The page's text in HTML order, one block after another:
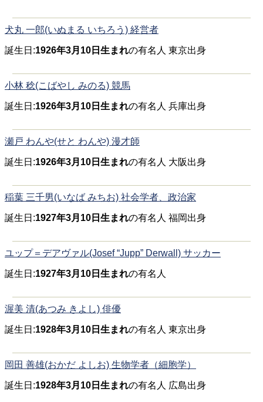
犬丸 一郎(いぬまる いちろう) 経営者
誕生日:1926年3月10日生まれの有名人 東京出身
小林 稔(こばやし みのる) 競馬
誕生日:1926年3月10日生まれの有名人 兵庫出身
瀬戸 わんや(せと わんや) 漫才師
誕生日:1926年3月10日生まれの有名人 大阪出身
稲葉 三千男(いなば みちお) 社会学者、政治家
誕生日:1927年3月10日生まれの有名人 福岡出身
ユップ＝デアヴァル(Josef “Jupp” Derwall) サッカー
誕生日:1927年3月10日生まれの有名人
渥美 清(あつみ きよし) 俳優
誕生日:1928年3月10日生まれの有名人 東京出身
岡田 善雄(おかだ よしお) 生物学者（細胞学）
誕生日:1928年3月10日生まれの有名人 広島出身